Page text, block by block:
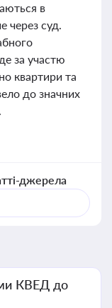
в
через суд.
за участю
квартири та
до значних
джерела
КВЕД до